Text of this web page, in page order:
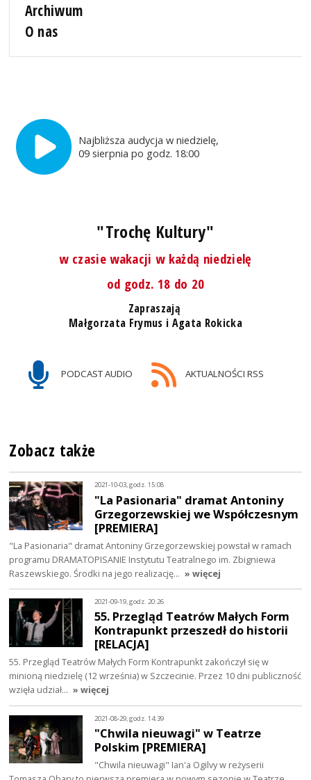
Archiwum
O nas
Najbliższa audycja w niedzielę,
09 sierpnia po godz. 18:00
"Trochę Kultury"
w czasie wakacji w każdą niedzielę
od godz. 18 do 20
Zapraszają
Małgorzata Frymus i Agata Rokicka
PODCAST AUDIO AKTUALNOŚCI RSS
Zobacz także
2021-10-03, godz. 15:08
"La Pasionaria" dramat Antoniny
Grzegorzewskiej we Współczesnym
[PREMIERA]
"La Pasionaria" dramat Antoniny Grzegorzewskiej powstał w ramach
programu DRAMATOPISANIE Instytutu Teatralnego im. Zbigniewa
Raszewskiego. Środki na jego realizację… » więcej
2021-09-19, godz. 20:26
55. Przegląd Teatrów Małych Form
Kontrapunkt przeszedł do historii
[RELACJA]
55. Przegląd Teatrów Małych Form Kontrapunkt zakończył się w
minioną niedzielę (12 września) w Szczecinie. Przez 10 dni publiczność
wzięła udział… » więcej
2021-08-29, godz. 14:39
"Chwila nieuwagi" w Teatrze
Polskim [PREMIERA]
"Chwila nieuwagi" Ian'a Ogilvy w reżyserii